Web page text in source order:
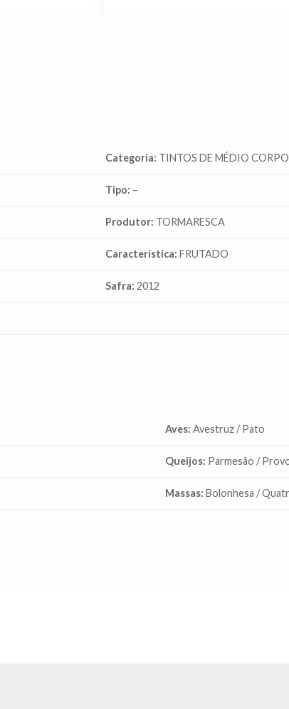
Categoria: TINTOS DE MÉDIO CORPO
Tipo: –
Produtor: TORMARESCA
Característica: FRUTADO
Safra: 2012
Aves: Avestruz / Pato
Queijos: Parmesão /
Massas: Bolonhesa /